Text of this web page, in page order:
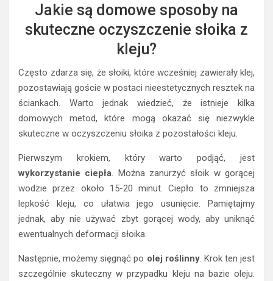
Jakie są domowe sposoby na
skuteczne oczyszczenie słoika z
kleju?
Często zdarza się, że słoiki, które wcześniej zawierały klej,
pozostawiają goście w postaci nieestetycznych resztek na
ściankach. Warto jednak wiedzieć, że istnieje kilka
domowych metod, które mogą okazać się niezwykle
skuteczne w oczyszczeniu słoika z pozostałości kleju.
Pierwszym krokiem, który warto podjąć, jest
wykorzystanie ciepła. Można zanurzyć słoik w gorącej
wodzie przez około 15-20 minut. Ciepło to zmniejsza
lepkość kleju, co ułatwia jego usunięcie. Pamiętajmy
jednak, aby nie używać zbyt gorącej wody, aby uniknąć
ewentualnych deformacji słoika.
Następnie, możemy sięgnąć po olej roślinny. Krok ten jest
szczególnie skuteczny w przypadku kleju na bazie oleju.